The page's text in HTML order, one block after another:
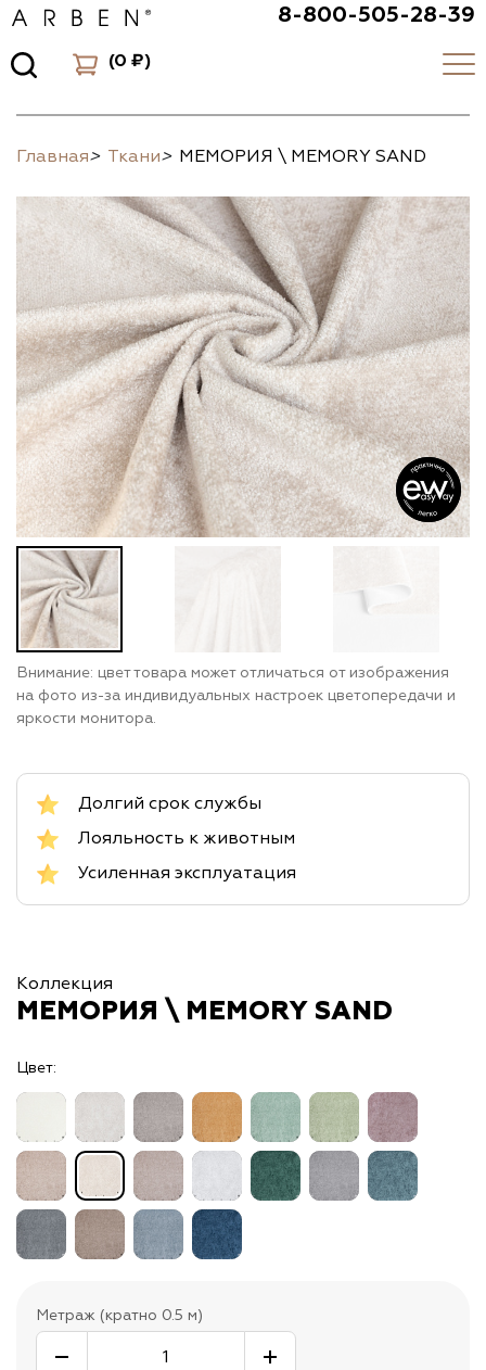
8-800-505-28-39
(0 ₽)
Главная> Ткани> МЕМОРИЯ \ MEMORY SAND
Внимание: цвет товара может отличаться от изображения
на фото из-за индивидуальных настроек цветопередачи и
яркости монитора.
Долгий срок службы
Лояльность к животным
Усиленная эксплуатация
Коллекция
МЕМОРИЯ \ MEMORY SAND
Цвет:
Метраж (кратно 0.5 м)